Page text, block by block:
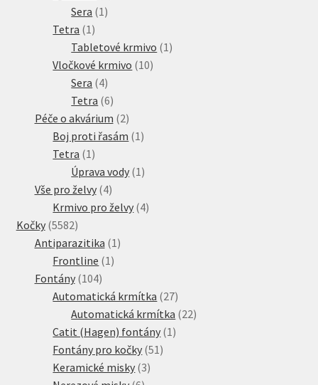
Sera 1 1
Tetra 1 1
produkt
Tabletové krmivo 1 1
Vločkové krmivo 1010
Sera 44
produkty
Tetra 66
produktů
Péče o akvárium 22
produkty
Boj proti řasám 1 1
Tetra 1 1
produkt
Úprava vody 1 1
Vše pro želvy 44
produkty
Krmivo pro želvy 44
Kočky 55825582
produktů
Antiparazitika 1 1
Frontline 1 1
Fontány 104104
produktů
Automatická krmítka 2727
produktů
Automatická krmítka 2222
Catit (Hagen) fontány 1 1
Fontány pro kočky 51 51
Keramické misky 33